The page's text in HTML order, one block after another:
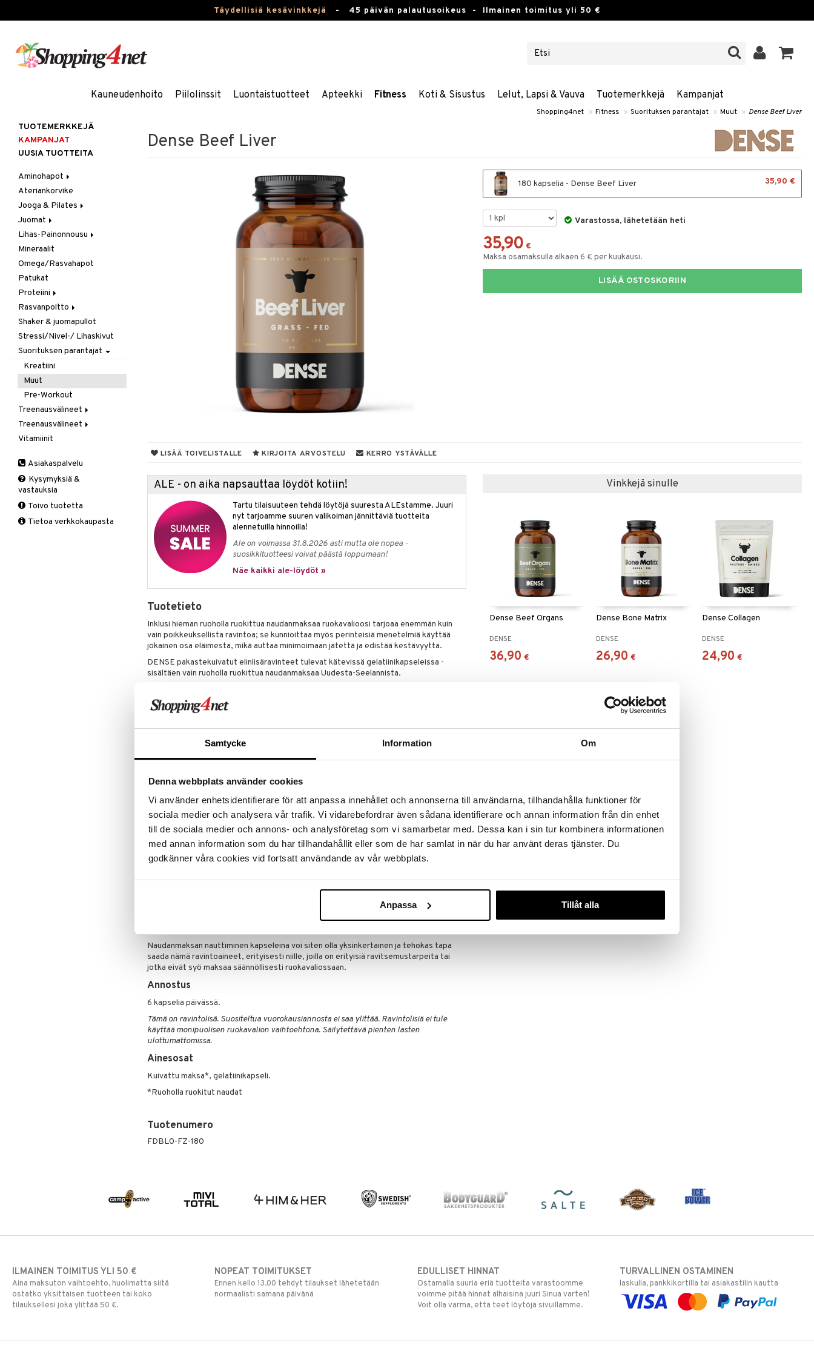
Samtycke Information Om
Denna webbplats använder cookies
Vi använder enhetsidentifierare för att anpassa innehållet och annonserna till användarna, tillhandahålla funktioner för
sociala medier och analysera vår trafik. Vi vidarebefordrar även sådana identifierare och annan information från din enhet
till de sociala medier och annons- och analysföretag som vi samarbetar med. Dessa kan i sin tur kombinera informationen
med annan information som du har tillhandahållit eller som de har samlat in när du har använt deras tjänster. Du
godkänner våra cookies vid fortsatt användande av vår webbplats.
Anpassa Tillåt alla
Täydellisiä kesävinkkejä - 45 päivän palautusoikeus - Ilmainen toimitus yli 50 €
Kauneudenhoito Piilolinssit Luontaistuotteet Apteekki Fitness Koti & Sisustus Lelut, Lapsi & Vauva Tuotemerkkejä Kampanjat
Shopping4net » Fitness » Suorituksen parantajat » Muut » Dense Beef Liver
Dense Beef Liver
180 kapselia - Dense Beef Liver 35,90 €
Varastossa, lähetetään heti
35,90 €
Maksa osamaksulla alkaen 6 € per kuukausi.
LISÄÄ OSTOSKORIIN
LISÄÄ TOIVELISTALLE KIRJOITA ARVOSTELU KERRO YSTÄVÄLLE
ALE - on aika napsauttaa löydöt kotiin!
Tartu tilaisuuteen tehdä löytöjä suuresta ALEstamme. Juuri
nyt tarjoamme suuren valikoiman jännittäviä tuotteita
alennetuilla hinnoilla!
Ale on voimassa 31.8.2026 asti mutta ole nopea -
suosikkituotteesi voivat päästä loppumaan!
Näe kaikki ale-löydöt »
Tuotetieto
Inklusi hieman ruoholla ruokittua naudanmaksaa ruokavalioosi tarjoaa enemmän kuin
vain poikkeuksellista ravintoa; se kunnioittaa myös perinteisiä menetelmiä käyttää
jokainen osa eläimestä, mikä auttaa minimoimaan jätettä ja edistää kestävyyttä.
DENSE pakastekuivatut elinlisäravinteet tulevat kätevissä gelatiinikapseleissa -
sisältäen vain ruoholla ruokittua naudanmaksaa Uudesta-Seelannista.
Pakastekuivattu laadun säilyttämiseksi
Pakastekuivaus on edistynyt tekniikka, joka on ihanteellinen raakojen elinten
säilyttämiseen, muuttaen ne kevyiksi, stabiileiksi ravintolisiksi ilman, että niiden
ravitsemuksellinen eheys vaarantuu.
Tämä prosessi sisältää pakastamisen, jota seuraa tyhjiökuivaus alhaisissa
lämpötiloissa, mikä säilyttää tehokkaasti tärkeät ravintoaineet ja entsyymit. Tämän
seurauksena alkuperäinen biologinen aktiivisuus säilyy lopputuotteessa.
Pakastekuivatut elinlisäravinteet ovat kätevä ja tehokas tapa sisällyttää raakojen
elinten hyödyt ruokavalioon, varmistaen, että yksilöt saavat maksimaalisen
Miksi kapselit, jotka on täytetty pakastekuivatulla naudanmaksalla?
mahdollistaa kapseleiden toimittavan nämä ravintoaineet tiivistetyssä muodossa
Monet ihmiset pitävät maksan makua ja koostumusta epämiellyttävänä.
Pakastekuivatut naudanmaksakapselit tarjoavat kätevän ja mauttoman tavan
Naudanmaksan nauttiminen kapseleina voi siten olla yksinkertainen ja tehokas tapa
saada nämä ravintoaineet, erityisesti niille, joilla on erityisiä ravitsemustarpeita tai
jotka eivät syö maksaa säännöllisesti ruokavaliossaan.
Annostus
6 kapselia päivässä.
Tämä on ravintolisä. Suositeltua vuorokausiannosta ei saa ylittää. Ravintolisiä ei tule
käyttää monipuolisen ruokavalion vaihtoehtona. Säilytettävä pienten lasten
ulottumattomissa.
Ainesosat
Kuivattu maksa*, gelatiinikapseli.
*Ruoholla ruokitut naudat
Tuotenumero
FDBL0-FZ-180
Vinkkejä sinulle
Dense Beef Organs
DENSE
36,90 €
Dense Bone Matrix
DENSE
26,90 €
Dense Collagen
DENSE
24,90 €
TUOTEMERKKEJÄ
KAMPANJAT
UUSIA TUOTTEITA
Aminohapot
Jauhe/Juoma
Kapselit/Tabletit
Ateriankorvike
Jooga & Pilates
Matot
Oheistarvikkeet
Juomat
Urheilujuomat
Lihas-Painonnousu
Aminohappo
Gainer
Kreatiini
Muut
Mineraalit
Omega/Rasvahapot
Patukat
Proteiini
Heraproteiini
Sekoitettu proteiini
Soija- & Munaproteiini
Rasvanpoltto
Kapselit/Tabletit
Shaker & juomapullot
Stressi/Nivel-/ Lihaskivut
Suorituksen parantajat
Kreatiini
Muut
Pre-Workout
Treenausvälineet
Kuntoilu
Oheistarvikkeet
Treenausvälineet
Kävelysauvat
Tuki ja suoja
Kyynärpää
Pohkeet
Polvi
Vitamiinit
Asiakaspalvelu
Kysymyksiä &
vastauksia
Toivo tuotetta
Tietoa verkkokaupasta
ILMAINEN TOIMITUS YLI 50 €
Aina maksuton vaihtoehto, huolimatta siitä
ostatko yksittäisen tuotteen tai koko
tilauksellesi joka ylittää 50 €.
NOPEAT TOIMITUKSET
Ennen kello 13.00 tehdyt tilaukset lähetetään
normaalisti samana päivänä
EDULLISET HINNAT
Ostamalla suuria eriä tuotteita varastoomme
voimme pitää hinnat alhaisina juuri Sinua varten!
Voit olla varma, että teet löytöjä sivuillamme.
TURVALLINEN OSTAMINEN
laskulla, pankkikortilla tai asiakastilin kautta